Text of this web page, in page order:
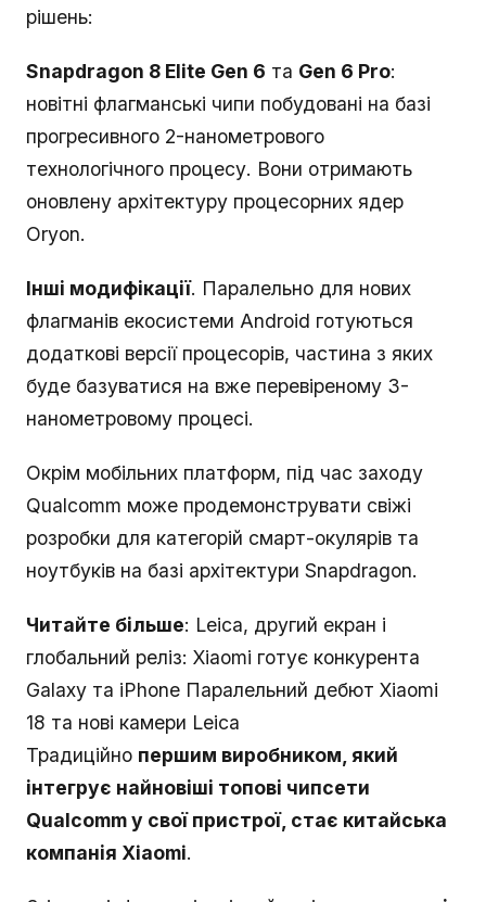
рішень:
Snapdragon 8 Elite Gen 6 та Gen 6 Pro:
новітні флагманські чипи побудовані на базі
прогресивного 2-нанометрового
технологічного процесу. Вони отримають
оновлену архітектуру процесорних ядер
Oryon.
Інші модифікації. Паралельно для нових
флагманів екосистеми Android готуються
додаткові версії процесорів, частина з яких
буде базуватися на вже перевіреному 3-
нанометровому процесі.
Окрім мобільних платформ, під час заходу
Qualcomm може продемонструвати свіжі
розробки для категорій смарт-окулярів та
ноутбуків на базі архітектури Snapdragon.
Читайте більше: Leica, другий екран і
глобальний реліз: Xiaomi готує конкурента
Galaxy та iPhone Паралельний дебют Xiaomi
18 та нові камери Leica
Традиційно першим виробником, який
інтегрує найновіші топові чипсети
Qualcomm у свої пристрої, стає китайська
компанія Xiaomi.